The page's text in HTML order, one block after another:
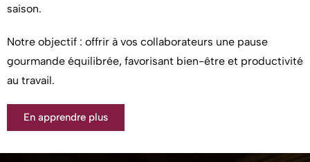
saison.
Notre objectif : offrir à vos collaborateurs une pause
gourmande équilibrée, favorisant bien-être et productivité
au travail.
En apprendre plus